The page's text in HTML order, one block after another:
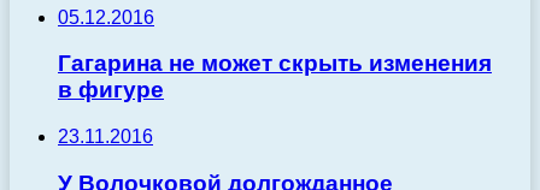
05.12.2016
Гагарина не может скрыть изменения
в фигуре
23.11.2016
У Волочковой долгожданное